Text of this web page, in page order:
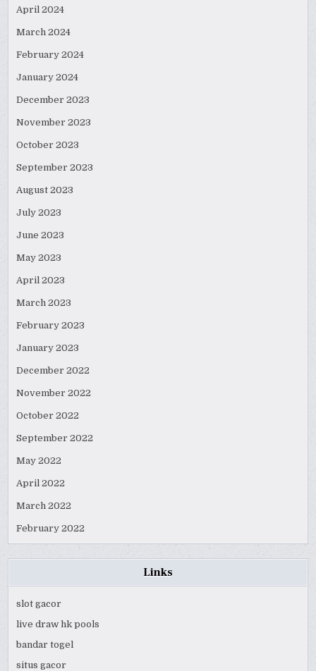
April 2024
March 2024
February 2024
January 2024
December 2023
November 2023
October 2023
September 2023
August 2023
July 2023
June 2023
May 2023
April 2023
March 2023
February 2023
January 2023
December 2022
November 2022
October 2022
September 2022
May 2022
April 2022
March 2022
February 2022
Links
slot gacor
live draw hk pools
bandar togel
situs gacor